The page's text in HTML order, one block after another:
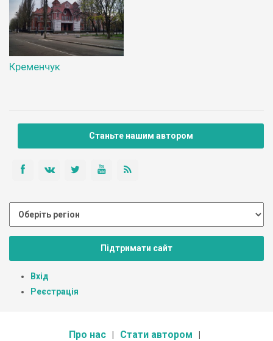
Кременчук
Станьте нашим автором
Підтримати сайт
Вхід
Реєстрація
Про нас Стати автором